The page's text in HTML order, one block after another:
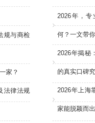
2026年，
何？一文带
2026年揭秘
的真实口碑
2026年上海
家能脱颖而
规与商检
家？
法律法规